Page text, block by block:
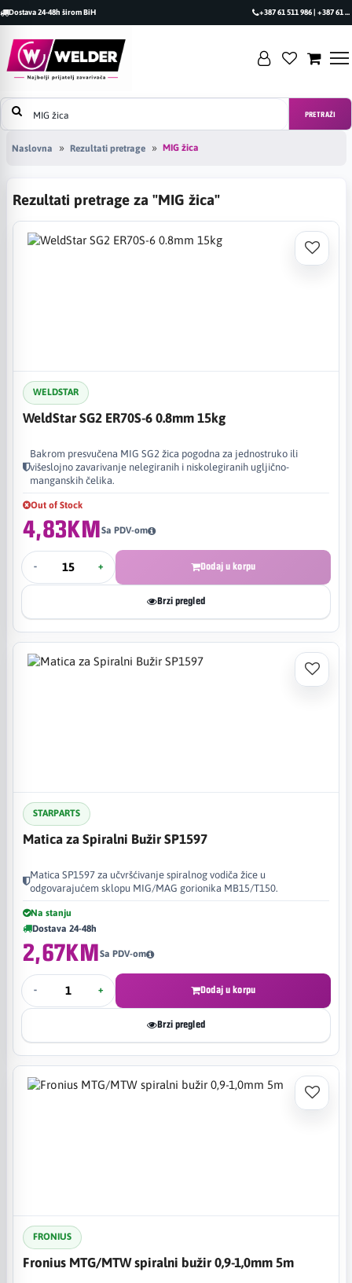
Dostava 24-48h širom BiH +387 61 511 986 | +387 61 493 470
PRETRAŽI
Naslovna Rezultati pretrage MIG žica
Rezultati pretrage za "MIG žica"
WELDSTAR
WeldStar SG2 ER70S-6 0.8mm 15kg
Bakrom presvučena MIG SG2 žica pogodna za jednostruko ili
višeslojno zavarivanje nelegiranih i niskolegiranih ugljično-
manganskih čelika.
Out of Stock
4,83KMSa PDV-om
- + Dodaj u korpu
Brzi pregled
STARPARTS
Matica za Spiralni Bužir SP1597
Matica SP1597 za učvršćivanje spiralnog vodiča žice u
odgovarajućem sklopu MIG/MAG gorionika MB15/T150.
Na stanju
Dostava 24-48h
2,67KMSa PDV-om
- + Dodaj u korpu
Brzi pregled
FRONIUS
Fronius MTG/MTW spiralni bužir 0,9-1,0mm 5m